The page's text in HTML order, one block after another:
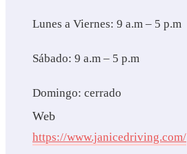
Lunes a Viernes: 9 a.m – 5 p.m
Sábado: 9 a.m – 5 p.m
Domingo: cerrado
Web
https://www.janicedriving.com/